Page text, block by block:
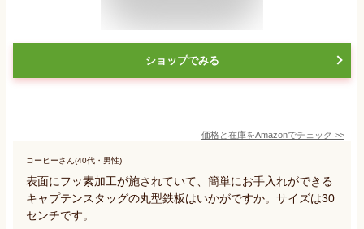
ショップでみる
価格と在庫をAmazonでチェック >>
コーヒーさん(40代・男性)
表面にフッ素加工が施されていて、簡単にお手入れができる
キャプテンスタッグの丸型鉄板はいかがですか。サイズは30
センチです。